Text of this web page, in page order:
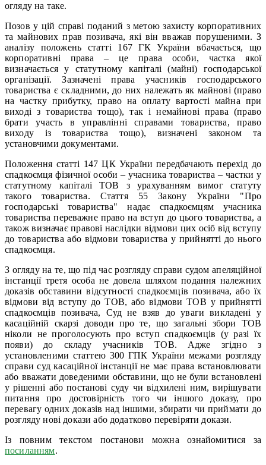
огляду на таке.
Позов у цій справі поданий з метою захисту корпоративних
та майнових прав позивача, які він вважав порушеними. З
аналізу положень статті 167 ГК України вбачається, що
корпоративні права – це права особи, частка якої
визначається у статутному капіталі (майні) господарської
організації. Зазначені права учасників господарського
товариства є складними, до них належать як майнові (право
на частку прибутку, право на оплату вартості майна при
виході з товариства тощо), так і немайнові права (право
брати участь в управлінні справами товариства, право
виходу із товариства тощо), визначені законом та
установчими документами.
Положення статті 147 ЦК України передбачають перехід до
спадкоємця фізичної особи – учасника товариства – частки у
статутному капіталі ТОВ з урахуванням вимог статуту
такого товариства. Стаття 55 Закону України "Про
господарські товариства" надає спадкоємцям учасника
товариства переважне право на вступ до цього товариства, а
також визначає правові наслідки відмови цих осіб від вступу
до товариства або відмови товариства у прийнятті до нього
спадкоємця.
З огляду на те, що під час розгляду справи судом апеляційної
інстанції третя особа не довела шляхом подання належних
доказів обставини відсутності спадкоємців позивача, або їх
відмови від вступу до ТОВ, або відмови ТОВ у прийнятті
спадкоємців позивача, Суд не взяв до уваги викладені у
касаційній скарзі доводи про те, що загальні збори ТОВ
ніколи не проголосують про вступ спадкоємців (у разі їх
появи) до складу учасників ТОВ. Адже згідно з
установленими статтею 300 ГПК України межами розгляду
справи суд касаційної інстанції не має права встановлювати
або вважати доведеними обставини, що не були встановлені
у рішенні або постанові суду чи відхилені ним, вирішувати
питання про достовірність того чи іншого доказу, про
перевагу одних доказів над іншими, збирати чи приймати до
розгляду нові докази або додатково перевіряти докази.
Із повним текстом постанови можна ознайомитися за
посиланням.